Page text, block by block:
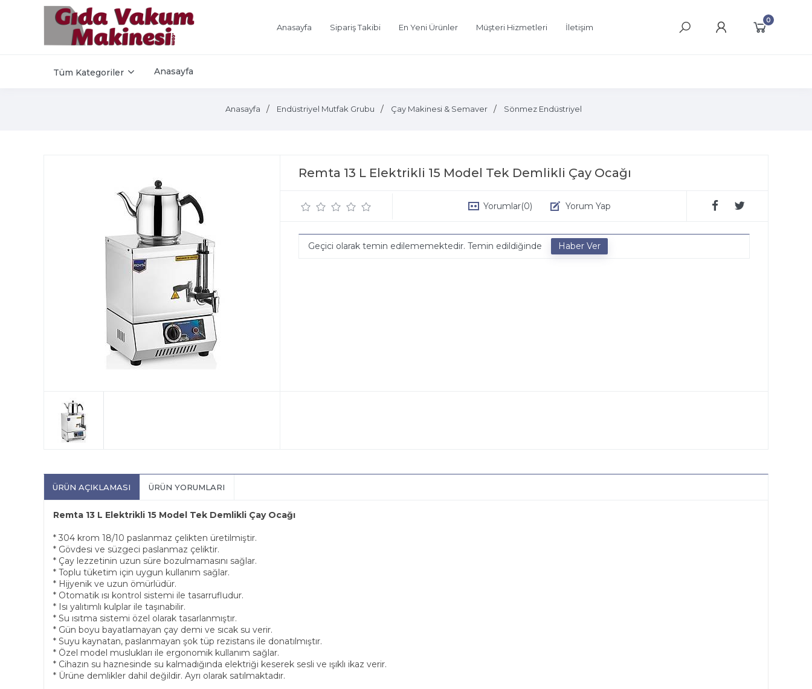
Anasayfa Sipariş Takibi En Yeni Ürünler Müşteri Hizmetleri İletişim
0
Tüm Kategoriler Anasayfa
Anasayfa Endüstriyel Mutfak Grubu Çay Makinesi & Semaver Sönmez Endüstriyel
Remta 13 L Elektrikli 15 Model Tek Demlikli Çay Ocağı
Yorumlar(0) Yorum Yap
Geçici olarak temin edilememektedir. Temin edildiğinde
ÜRÜN AÇIKLAMASI ÜRÜN YORUMLARI
Remta 13 L Elektrikli 15 Model Tek Demlikli Çay Ocağı
* 304 krom 18/10 paslanmaz çelikten üretilmiştir.
* Gövdesi ve süzgeci paslanmaz çeliktir.
* Çay lezzetinin uzun süre bozulmamasını sağlar.
* Toplu tüketim için uygun kullanım sağlar.
* Hijyenik ve uzun ömürlüdür.
* Otomatik ısı kontrol sistemi ile tasarrufludur.
* Isı yalıtımlı kulplar ile taşınabilir.
* Su ısıtma sistemi özel olarak tasarlanmıştır.
* Gün boyu bayatlamayan çay demi ve sıcak su verir.
* Suyu kaynatan, paslanmayan şok tüp rezistans ile donatılmıştır.
* Özel model muslukları ile ergonomik kullanım sağlar.
* Cihazın su haznesinde su kalmadığında elektriği keserek sesli ve ışıklı ikaz verir.
* Ürüne demlikler dahil değildir. Ayrı olarak satılmaktadır.